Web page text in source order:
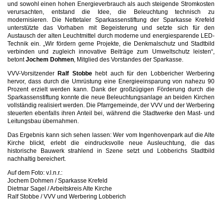
und sowohl einen hohen Energieverbrauch als auch steigende Stromkosten
verursachten, entstand die Idee, die Beleuchtung technisch zu
modernisieren. Die Nettetaler Sparkassenstiftung der Sparkasse Krefeld
unterstützte das Vorhaben mit Begeisterung und setzte sich für den
Austausch der alten Leuchtmittel durch moderne und energiesparende LED-
Technik ein. „Wir fördern gerne Projekte, die Denkmalschutz und Stadtbild
verbinden und zugleich innovative Beiträge zum Umweltschutz leisten“,
betontJochem Dohmen , Mitglied des Vorstandes der Sparkasse.
VVV-Vorsitzender Ralf Stobbehebt auch für den Lobbericher Werbering
hervor, dass durch die Umrüstung eine Energieeinsparung von nahezu 90
Prozent erzielt werden kann. Dank der großzügigen Förderung durch die
Sparkassenstiftung konnte die neue Beleuchtungsanlage an beiden Kirchen
vollständig realisiert werden. Die Pfarrgemeinde, der VVV und der Werbering
steuerten ebenfalls ihren Anteil bei, während die Stadtwerke den Mast- und
Leitungsbau übernahmen.
Das Ergebnis kann sich sehen lassen: Wer vom Ingenhovenpark auf die Alte
Kirche blickt, erlebt die eindrucksvolle neue Ausleuchtung, die das
historische Bauwerk strahlend in Szene setzt und Lobberichs Stadtbild
nachhaltig bereichert.
Auf dem Foto: v.l.n.r.:
Jochem Dohmen / Sparkasse Krefeld
Dietmar Sagel / Arbeitskreis Alte Kirche
Ralf Stobbe / VVV und Werbering Lobberich